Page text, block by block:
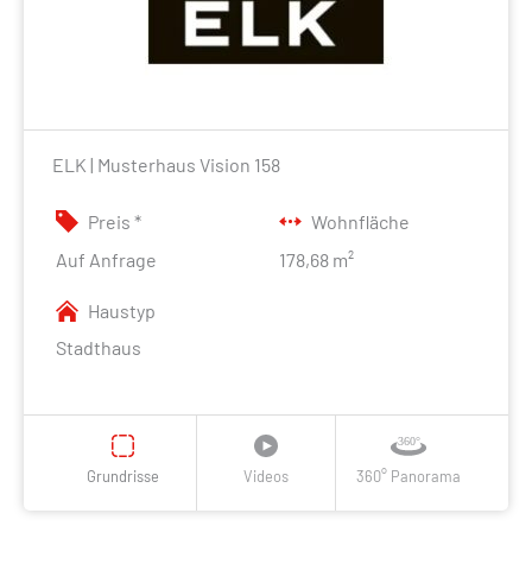
ELK | Musterhaus Vision 158
Preis *
Auf Anfrage
Wohnfläche
178,68 m²
Haustyp
Stadthaus
Grundrisse Videos 360° Panorama